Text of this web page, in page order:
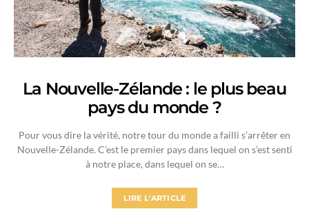
La Nouvelle-Zélande : le plus beau
pays du monde ?
Pour vous dire la vérité, notre tour du monde a failli s’arrêter en
Nouvelle-Zélande. C’est le premier pays dans lequel on s’est senti
à notre place, dans lequel on se…
LIRE L'ARTICLE